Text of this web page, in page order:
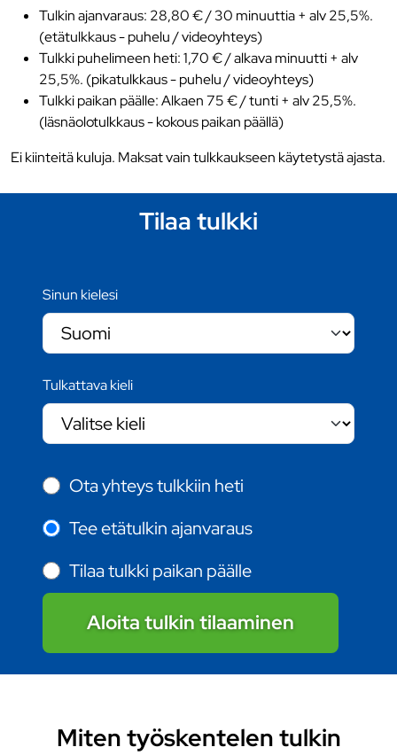
Tulkin ajanvaraus: 28,80 € / 30 minuuttia + alv 25,5%.
(etätulkkaus - puhelu / videoyhteys)
Tulkki puhelimeen heti: 1,70 € / alkava minuutti + alv
25,5%. (pikatulkkaus - puhelu / videoyhteys)
Tulkki paikan päälle: Alkaen 75 € / tunti + alv 25,5%.
(läsnäolotulkkaus - kokous paikan päällä)
Ei kiinteitä kuluja. Maksat vain tulkkaukseen käytetystä ajasta.
Tilaa tulkki
Sinun kielesi
Tulkattava kieli
Ota yhteys tulkkiin heti
Tee etätulkin ajanvaraus
Tilaa tulkki paikan päälle
Aloita tulkin tilaaminen
Miten työskentelen tulkin